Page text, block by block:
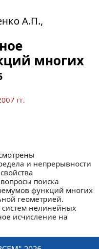
А.П.,
многих
гг.
и непрерывности
поиска
функций многих
геометрией.
нелинейных
исчисление на